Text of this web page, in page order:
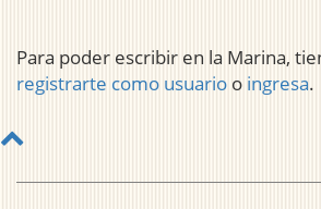
Para poder escribir en la Marina,
registrarte como usuario o ingresa.